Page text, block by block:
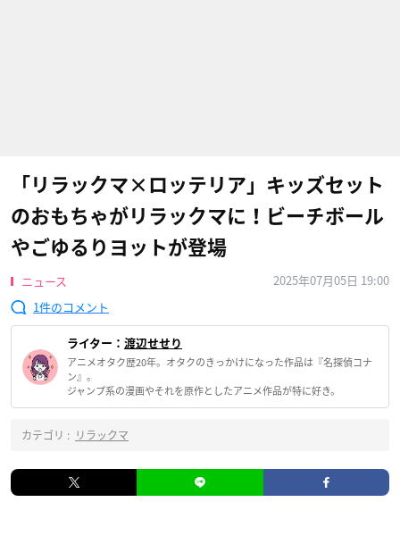
「リラックマ×ロッテリア」キッズセット
のおもちゃがリラックマに！ビーチボール
やごゆるりヨットが登場
ニュース
2025年07月05日 19:00
1
ライター： 渡辺せせり
アニメオタク歴20年。オタクのきっかけになった作品は『名探偵コナ
ン』。
ジャンプ系の漫画やそれを原作としたアニメ作品が特に好き。
カテゴリ : リラックマ